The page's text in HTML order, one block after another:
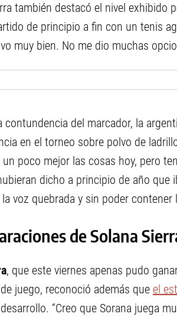
también destacó el nivel exhibido
de principio a fin con un tenis
muy bien. No me dio muchas
contundencia del marcador, la
en el torneo sobre polvo de
poco mejor las cosas hoy, pero
dicho a principio de año que
voz quebrada y sin poder contener
de Solana
, que este viernes apenas pudo
juego, reconoció además que el
“Creo que Sorana juega